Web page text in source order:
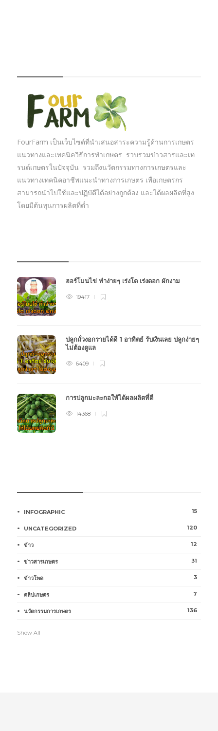
FourFarm เป็นเว็บไซต์ที่นำเสนอสาระความรู้ด้านการเกษตร
แนวทางและเทคนิควิธีการทำเกษตร รวบรวมข่าวสารและเท
รนด์เกษตรในปัจจุบัน รวมถึงนวัตกรรมทางการเกษตรและ
แนวทางเทคนิคอาชีพแนะนำทางการเกษตร เพื่อเกษตรกร
สามารถนำไปใช้และปฏิบัตืได้อย่างถูกต้อง และได้ผลผลิตที่สูง
โดยมีต้นทุนการผลิตที่ต่ำ
ฮอร์โมนไข่ ทำง่ายๆ เร่งโต เร่งดอก ผักงาม
19417
ปลูกถั่วงอกรายได้ดี 1 อาทิตย์ รับเงินเลย ปลูกง่ายๆ
ไม่ต้องดูแล
6409
การปลูกมะละกอให้ได้ผลผลิตที่ดี
14368
INFOGRAPHIC 15
UNCATEGORIZED 120
ข้าว 12
ข่าวสารเกษตร 31
ข้าวโพด 3
คลิปเกษตร 7
นวัตกรรมการเกษตร 136
Show All